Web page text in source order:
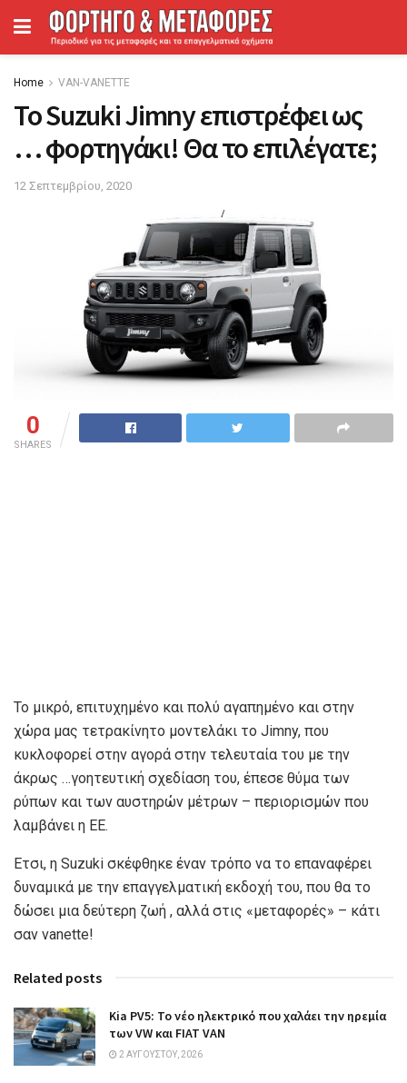
Home VAN-VANETTΕ
To Suzuki Jimny επιστρέφει ως
… φορτηγάκι! Θα το επιλέγατε;
12 Σεπτεμβρίου, 2020
0
SHARES
Το μικρό, επιτυχημένο και πολύ αγαπημένο και στην
χώρα μας τετρακίνητο μοντελάκι το Jimny, που
κυκλοφορεί στην αγορά στην τελευταία του με την
άκρως …γοητευτική σχεδίαση του, έπεσε θύμα των
ρύπων και των αυστηρών μέτρων – περιορισμών που
λαμβάνει η ΕΕ.
Ετσι, η Suzuki σκέφθηκε έναν τρόπο να το επαναφέρει
δυναμικά με την επαγγελματική εκδοχή του, που θα το
δώσει μια δεύτερη ζωή , αλλά στις «μεταφορές» – κάτι
σαν vanette!
Related posts
Kia PV5: Το νέο ηλεκτρικό που χαλάει την ηρεμία
των VW και FIAT VAN
2 ΑΥΓΟΎΣΤΟΥ, 2026